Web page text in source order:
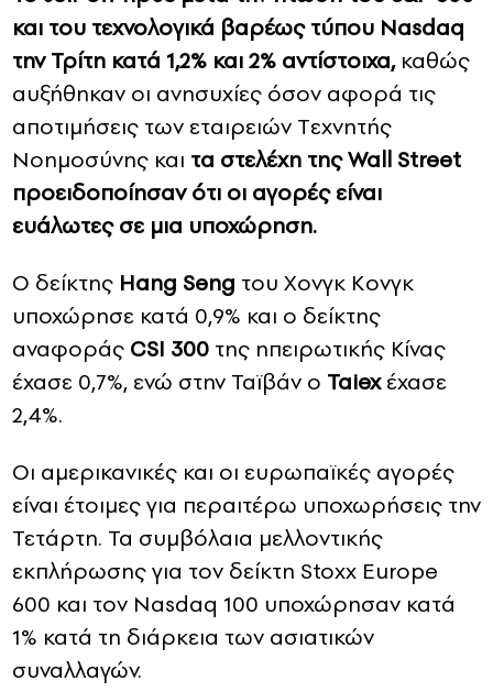
και του τεχνολογικά βαρέως τύπου Nasdaq
την Τρίτη κατά 1,2% και 2% αντίστοιχα,καθώς
αυξήθηκαν οι ανησυχίες όσον αφορά τις
αποτιμήσεις των εταιρειών Tεχνητής
Nοημοσύνης και τα στελέχη της Wall Street
προειδοποίησαν ότι οι αγορές είναι
ευάλωτες σε μια υποχώρηση.
Ο δείκτης Hang Seng του Χονγκ Κονγκ
υποχώρησε κατά 0,9% και ο δείκτης
αναφοράς CSI 300 της ηπειρωτικής Κίνας
έχασε 0,7%, ενώ στην Ταϊβάν ο Taiexέχασε
2,4%.
Οι αμερικανικές και οι ευρωπαϊκές αγορές
είναι έτοιμες για περαιτέρω υποχωρήσεις την
Τετάρτη. Τα συμβόλαια μελλοντικής
εκπλήρωσης για τον δείκτη Stoxx Europe
600 και τον Nasdaq 100 υποχώρησαν κατά
1% κατά τη διάρκεια των ασιατικών
συναλλαγών.